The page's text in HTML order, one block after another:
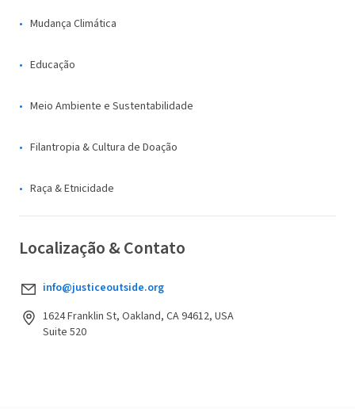
Mudança Climática
Educação
Meio Ambiente e Sustentabilidade
Filantropia & Cultura de Doação
Raça & Etnicidade
Localização & Contato
info@justiceoutside.org
1624 Franklin St, Oakland, CA 94612, USA
Suite 520